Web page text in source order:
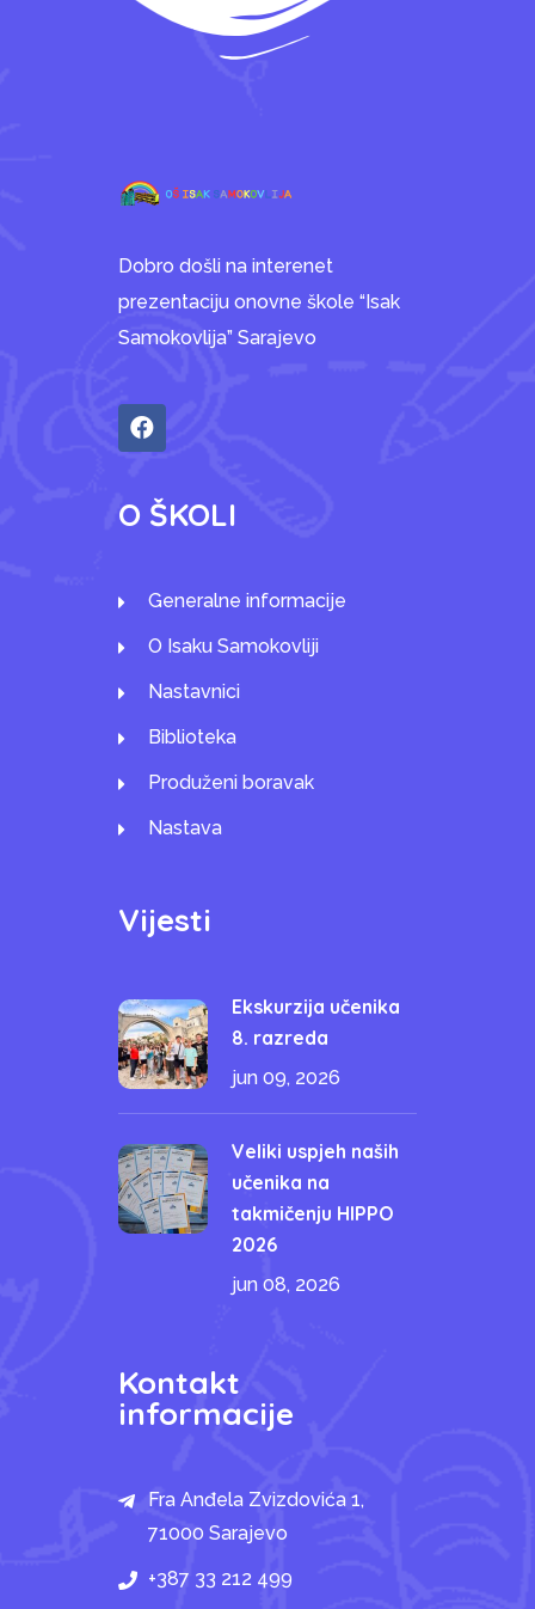
Dobro došli na interenet
prezentaciju onovne škole “Isak
Samokovlija” Sarajevo
O ŠKOLI
Generalne informacije
O Isaku Samokovliji
Nastavnici
Biblioteka
Produženi boravak
Nastava
Vijesti
Ekskurzija učenika
8. razreda
jun 09, 2026
Veliki uspjeh naših
učenika na
takmičenju HIPPO
2026
jun 08, 2026
Kontakt
informacije
Fra Anđela Zvizdovića 1,
71000 Sarajevo
+387 33 212 499